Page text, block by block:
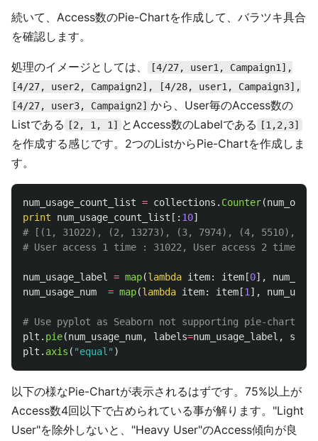
続いて、Access数のPie-Chartを作成して、バラツキ具合
を確認します。
処理のイメージとしては、
[4/27, user1, Campaign1],
[4/27, user2, Campaign2], [4/28, user1, Campaign3],
[4/27, user3, Campaign2] から、User毎のAccess数の
Listである
[2, 1, 1] とAccess数のLabelである [1,2,3]
を作成する感じです。2つのListからPie-Chartを作成しま
す。
num_usage_count_list = collections . Counter(
print
num_usage_count_list [: 10]
# [(1, 31022), (2, 13273), (3, 7974), (4, 5510),
num_usage_label = map(lambda item: item [0],
num_usage_num
= map(lambda item: item [1],
plt . pie(num_usage_num, labels=num_usage_label ,
plt . axis ( "equal" )
以下の様なPie-Chartが表示されるはずです。75%以上が
Access数4回以下で占められている事が解ります。"Light
User"を除外しないと、"Heavy User"のAccess傾向が良